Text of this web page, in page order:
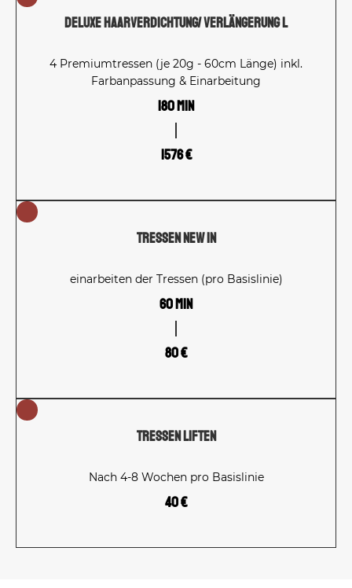
Deluxe Haarverdichtung/ Verlängerung L
4 Premiumtressen (je 20g - 60cm Länge) inkl.
Farbanpassung & Einarbeitung
180 Min
1576 €
Tressen new in
einarbeiten der Tressen (pro Basislinie)
60 Min
80 €
Tressen Liften
Nach 4-8 Wochen pro Basislinie
40 €